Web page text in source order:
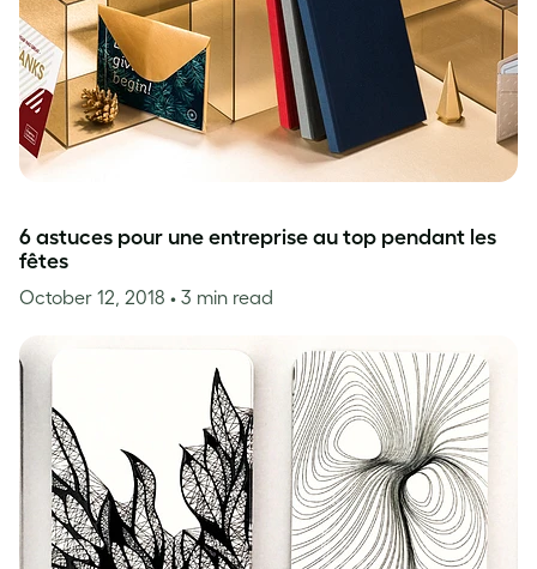
6 astuces pour une entreprise au top pendant les
fêtes
October 12, 2018 • 3 min read